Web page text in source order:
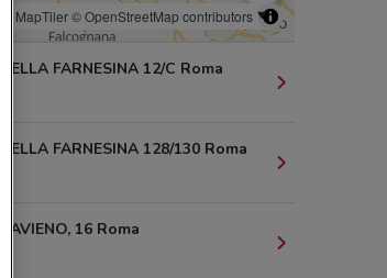
© MapTiler© OpenStreetMap contributors
FARNESINA 12/C Roma
FARNESINA 128/130 Roma
AVIENO, 16 Roma